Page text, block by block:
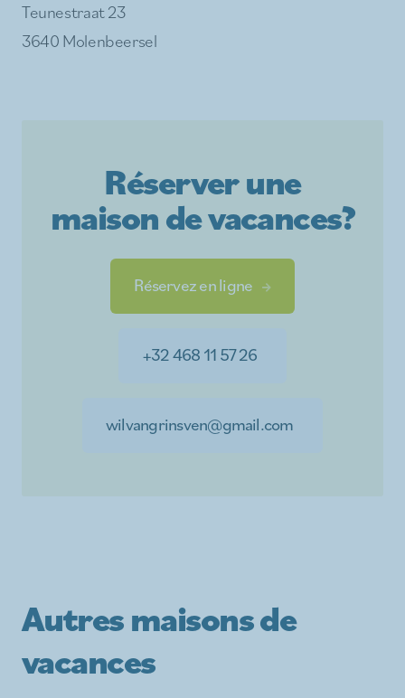
Teunestraat 23
3640 Molenbeersel
Réserver une
maison de vacances?
Réservez en ligne
+32 468 11 57 26
wilvangrinsven@gmail.com
Autres maisons de
vacances